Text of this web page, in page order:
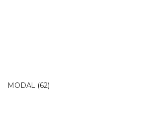
MODAL (62)